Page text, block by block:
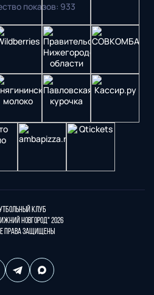
показов: 933
клуб
Новгород" 2026
права защищены